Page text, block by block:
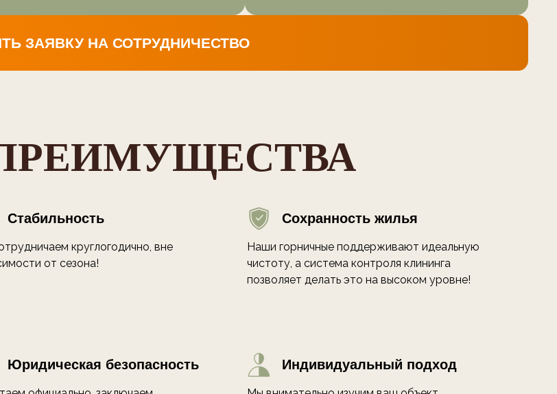
Стабильность
круглогодично, вне
от сезона!
Сохранность жилья
Наши горничные поддерживают идеальную
чистоту, а система контроля клининга
позволяет делать это на высоком уровне!
Юридическая безопасность Индивидуальный подход